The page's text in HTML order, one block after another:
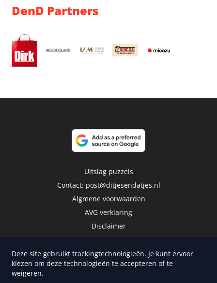
DenD Partners
Uitslag puzzels
Contact: post@ditjesendatjes.nl
Algmene voorwaarden
AVG verklaring
Disclaimer
Deze site gebruikt trackingtechnologieën. Je kunt ervoor
kiezen om deze technologieën te accepteren of te
weigeren.